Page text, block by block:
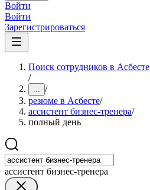
Войти
Войти
Зарегистрироваться
Поиск сотрудников в Асбесте
/
... /
резюме в Асбесте/
ассистент бизнес-тренера/
полный день
ассистент бизнес-тренера